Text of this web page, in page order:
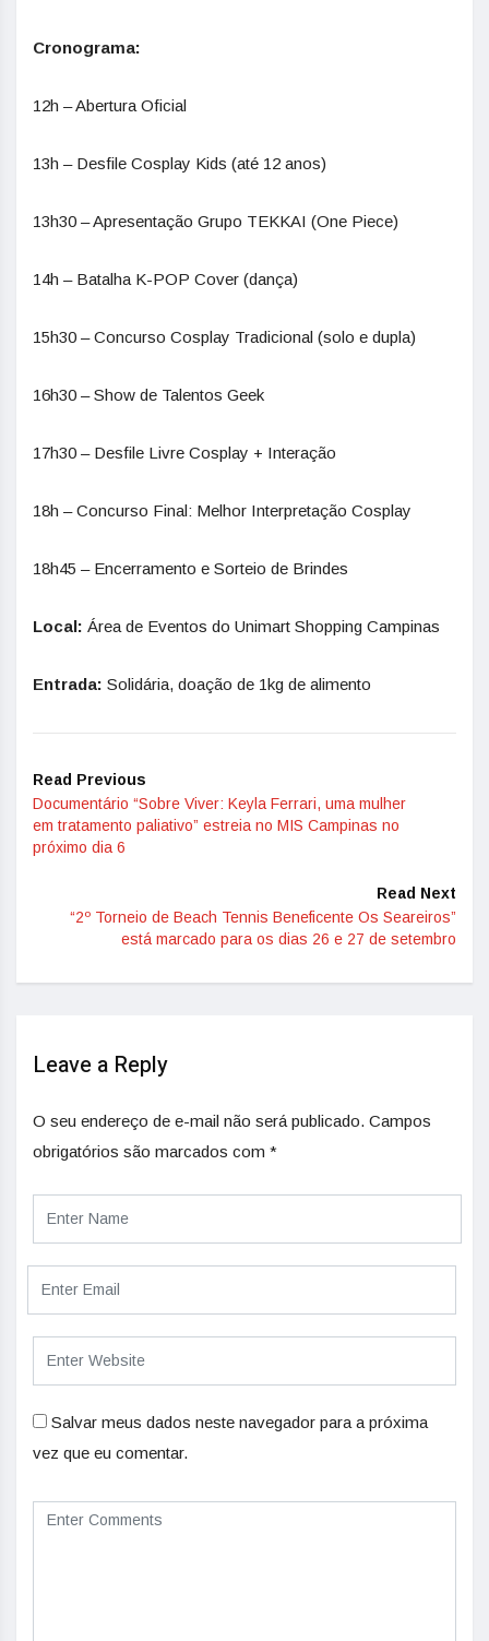
Cronograma:
12h – Abertura Oficial
13h – Desfile Cosplay Kids (até 12 anos)
13h30 – Apresentação Grupo TEKKAI (One Piece)
14h – Batalha K-POP Cover (dança)
15h30 – Concurso Cosplay Tradicional (solo e dupla)
16h30 – Show de Talentos Geek
17h30 – Desfile Livre Cosplay + Interação
18h – Concurso Final: Melhor Interpretação Cosplay
18h45 – Encerramento e Sorteio de Brindes
Local: Área de Eventos do Unimart Shopping Campinas
Entrada: Solidária, doação de 1kg de alimento
Read Previous
Documentário “Sobre Viver: Keyla Ferrari, uma mulher
em tratamento paliativo” estreia no MIS Campinas no
próximo dia 6
Read Next
“2º Torneio de Beach Tennis Beneficente Os Seareiros”
está marcado para os dias 26 e 27 de setembro
Leave a Reply
O seu endereço de e-mail não será publicado. Campos
obrigatórios são marcados com *
Salvar meus dados neste navegador para a próxima
vez que eu comentar.